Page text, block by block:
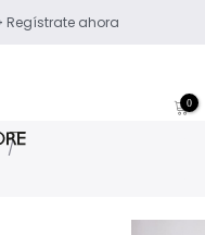
Regístrate ahora
0
/